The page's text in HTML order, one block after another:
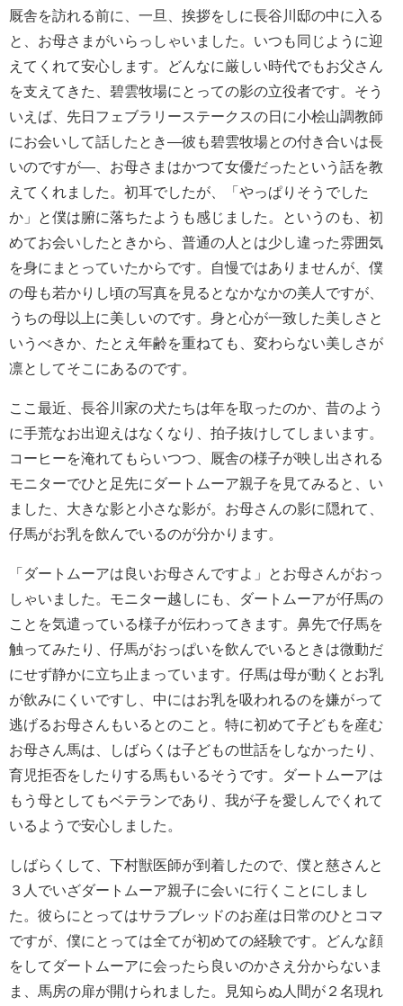
厩舎を訪れる前に、一旦、挨拶をしに長谷川邸の中に入る
と、お母さまがいらっしゃいました。いつも同じように迎
えてくれて安心します。どんなに厳しい時代でもお父さん
を支えてきた、碧雲牧場にとっての影の立役者です。そう
いえば、先日フェブラリーステークスの日に小桧山調教師
にお会いして話したとき―彼も碧雲牧場との付き合いは長
いのですが―、お母さまはかつて女優だったという話を教
えてくれました。初耳でしたが、「やっぱりそうでした
か」と僕は腑に落ちたようも感じました。というのも、初
めてお会いしたときから、普通の人とは少し違った雰囲気
を身にまとっていたからです。自慢ではありませんが、僕
の母も若かりし頃の写真を見るとなかなかの美人ですが、
うちの母以上に美しいのです。身と心が一致した美しさと
いうべきか、たとえ年齢を重ねても、変わらない美しさが
凛としてそこにあるのです。
ここ最近、長谷川家の犬たちは年を取ったのか、昔のよう
に手荒なお出迎えはなくなり、拍子抜けしてしまいます。
コーヒーを淹れてもらいつつ、厩舎の様子が映し出される
モニターでひと足先にダートムーア親子を見てみると、い
ました、大きな影と小さな影が。お母さんの影に隠れて、
仔馬がお乳を飲んでいるのが分かります。
「ダートムーアは良いお母さんですよ」とお母さんがおっ
しゃいました。モニター越しにも、ダートムーアが仔馬の
ことを気遣っている様子が伝わってきます。鼻先で仔馬を
触ってみたり、仔馬がおっぱいを飲んでいるときは微動だ
にせず静かに立ち止まっています。仔馬は母が動くとお乳
が飲みにくいですし、中にはお乳を吸われるのを嫌がって
逃げるお母さんもいるとのこと。特に初めて子どもを産む
お母さん馬は、しばらくは子どもの世話をしなかったり、
育児拒否をしたりする馬もいるそうです。ダートムーアは
もう母としてもベテランであり、我が子を愛しんでくれて
いるようで安心しました。
しばらくして、下村獣医師が到着したので、僕と慈さんと
３人でいざダートムーア親子に会いに行くことにしまし
た。彼らにとってはサラブレッドのお産は日常のひとコマ
ですが、僕にとっては全てが初めての経験です。どんな顔
をしてダートムーアに会ったら良いのかさえ分からないま
ま、馬房の扉が開けられました。見知らぬ人間が２名現れ